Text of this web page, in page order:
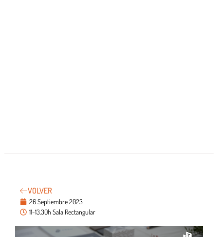
VOLVER
26 Septiembre 2023
11-13.30h Sala Rectangular